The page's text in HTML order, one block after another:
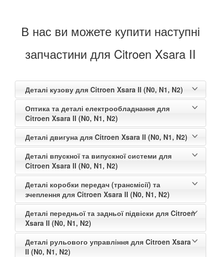
В нас ви можете купити наступні
запчастини для Citroen Xsara II
Деталі кузову для Citroen Xsara II (N0, N1, N2)
Оптика та деталі електрообладнання для
Citroen Xsara II (N0, N1, N2)
Деталі двигуна для Citroen Xsara II (N0, N1, N2)
Деталі впускної та випускної системи для
Citroen Xsara II (N0, N1, N2)
Деталі коробки передач (трансмісії) та
зчеплення для Citroen Xsara II (N0, N1, N2)
Деталі передньої та задньої підвіски для Citroen
Xsara II (N0, N1, N2)
Деталі рульового управління для Citroen Xsara
II (N0, N1, N2)